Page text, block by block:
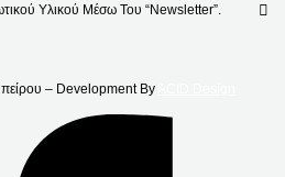
Υλικού Μέσω Του “Newsletter”.
– Development By